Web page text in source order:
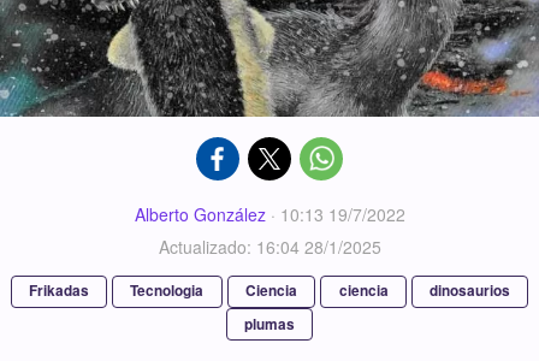
Alberto González· 10:13 19/7/2022
Actualizado: 16:04 28/1/2025
Frikadas Tecnologia Ciencia ciencia
dinosaurios
plumas